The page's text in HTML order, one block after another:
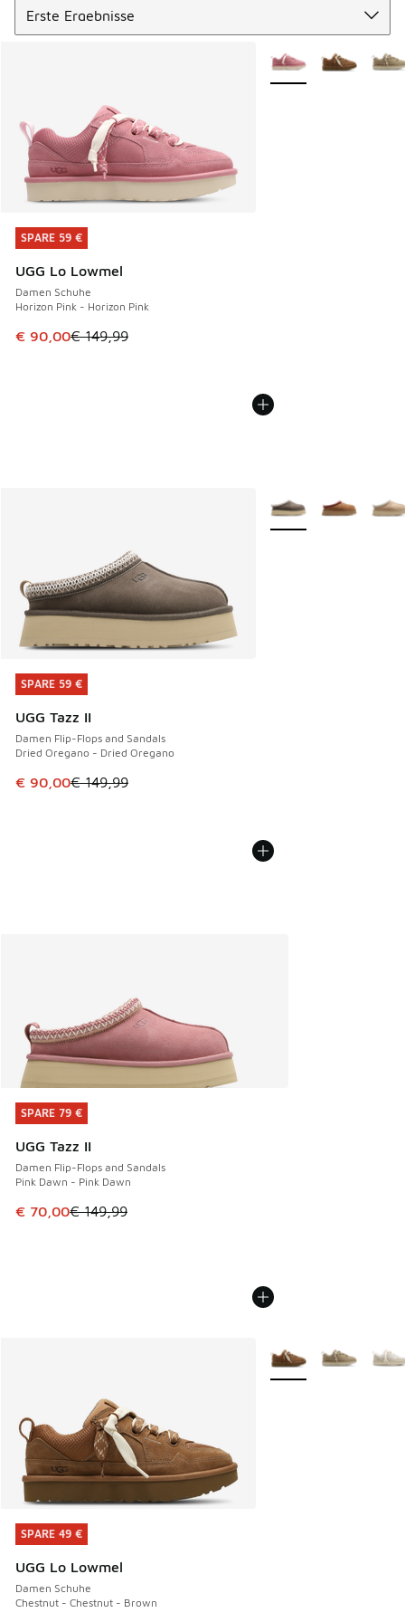
SPARE 59 €
UGG Lo Lowmel
Damen Schuhe
Horizon Pink - Horizon Pink
Dieser Artikel ist im Sale. Der Preis ist von € 149,99 auf €
€ 90,00€ 149,99
SPARE 59 €
Weitere Farben
SPARE 59 €
UGG Tazz II
Damen Flip-Flops and Sandals
Dried Oregano - Dried Oregano
Dieser Artikel ist im Sale. Der Preis ist von € 149,99 auf €
€ 90,00€ 149,99
SPARE 59 €
Weitere Farben
SPARE 79 €
UGG Tazz II
Damen Flip-Flops and Sandals
Pink Dawn - Pink Dawn
Dieser Artikel ist im Sale. Der Preis ist von € 149,99 auf €
€ 70,00€ 149,99
SPARE 79 €
SPARE 49 €
UGG Lo Lowmel
Damen Schuhe
Chestnut - Chestnut - Brown
SPARE 49 €
Weitere Farben